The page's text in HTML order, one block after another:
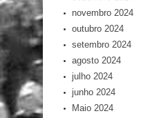
novembro 2024
outubro 2024
setembro 2024
agosto 2024
julho 2024
junho 2024
Maio 2024